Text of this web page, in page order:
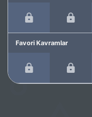
Favori Kavramlar